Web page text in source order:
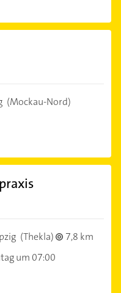
(Mockau-Nord)
(Thekla)
7,8 km
um 07:00